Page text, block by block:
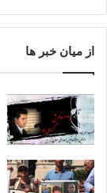
از میان خبر ها